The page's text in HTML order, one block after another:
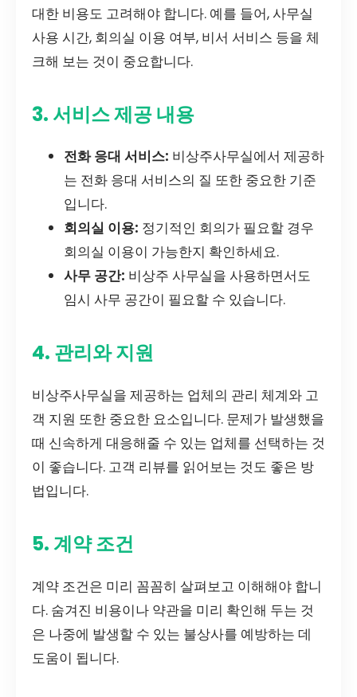
대한 비용도 고려해야 합니다. 예를 들어, 사무실
사용 시간, 회의실 이용 여부, 비서 서비스 등을 체
크해 보는 것이 중요합니다.
3. 서비스 제공 내용
전화 응대 서비스: 비상주사무실에서 제공하
는 전화 응대 서비스의 질 또한 중요한 기준
입니다.
회의실 이용: 정기적인 회의가 필요할 경우
회의실 이용이 가능한지 확인하세요.
사무 공간: 비상주 사무실을 사용하면서도
임시 사무 공간이 필요할 수 있습니다.
4. 관리와 지원
비상주사무실을 제공하는 업체의 관리 체계와 고
객 지원 또한 중요한 요소입니다. 문제가 발생했을
때 신속하게 대응해줄 수 있는 업체를 선택하는 것
이 좋습니다. 고객 리뷰를 읽어보는 것도 좋은 방
법입니다.
5. 계약 조건
계약 조건은 미리 꼼꼼히 살펴보고 이해해야 합니
다. 숨겨진 비용이나 약관을 미리 확인해 두는 것
은 나중에 발생할 수 있는 불상사를 예방하는 데
도움이 됩니다.